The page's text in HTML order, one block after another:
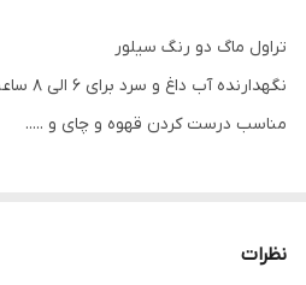
تراول ماگ دو رنگ سیلور
نگهدارنده آب داغ و سرد برای 6 الی 8 ساعت
مناسب درست کردن قهوه و چای و .....
نظرات